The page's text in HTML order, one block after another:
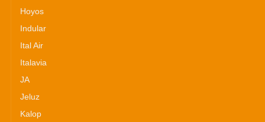
Hoyos
Indular
Ital Air
Italavia
JA
Jeluz
Kalop